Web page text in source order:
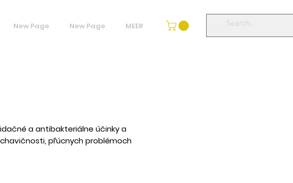
New Page New Page MEER
a antibakteriálne účinky a
pľúcnych problémoch